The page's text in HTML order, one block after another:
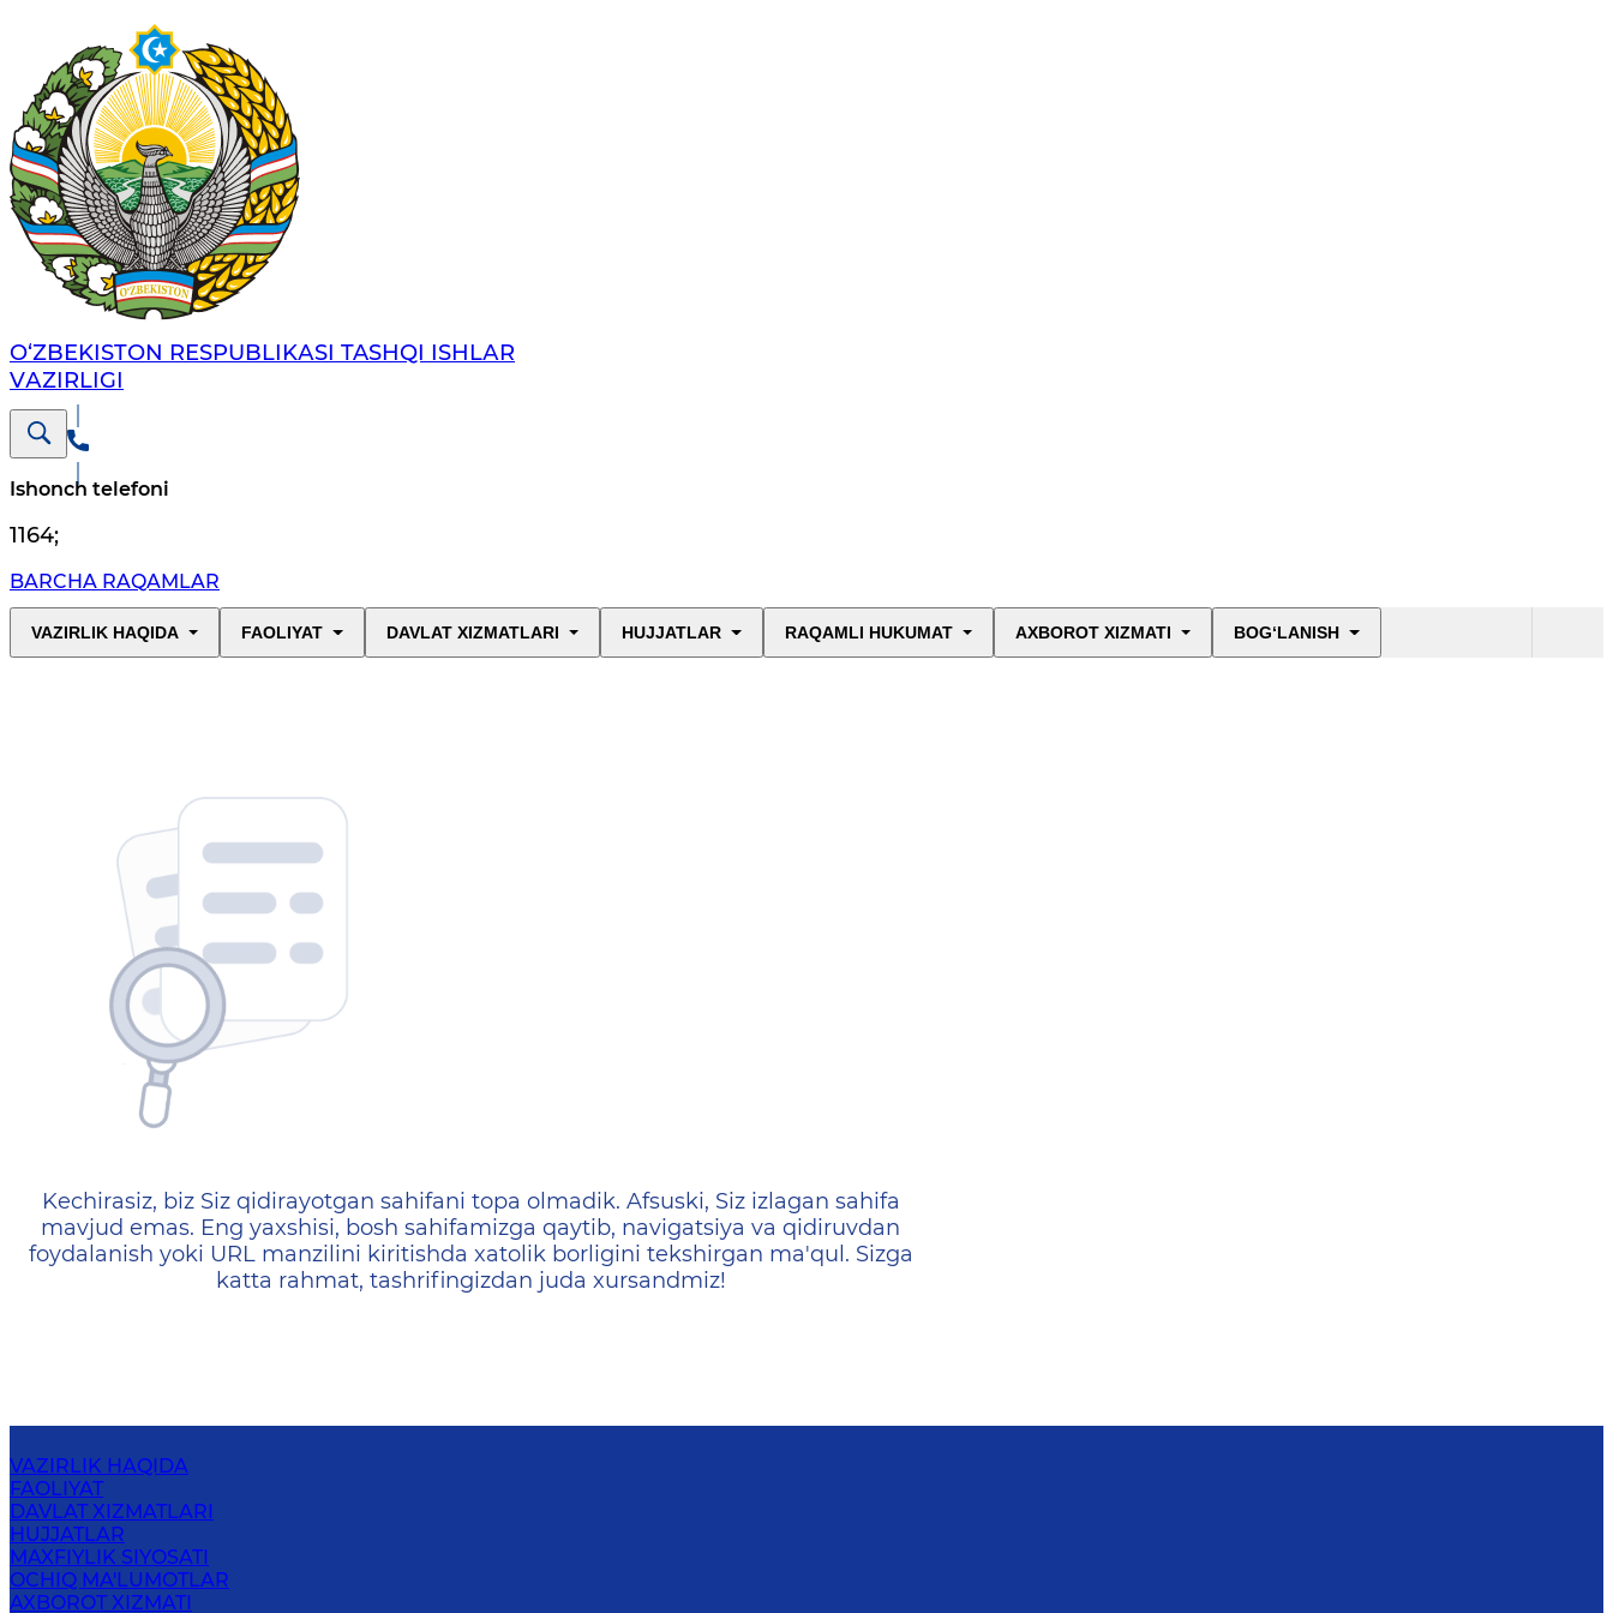
O‘ZBЕKISTОN RЕSPUBLIKАSI TASHQI ISHLАR
VАZIRLIGI
Ishonch telefoni
1164;
BARCHA RAQAMLAR
VAZIRLIK HAQIDA FAOLIYAT DAVLAT XIZMATLARI HUJJATLAR RAQAMLI HUKUMAT AXBOROT XIZMATI BOG‘LANISH
404 — Страница не найдена
Kechirasiz, biz Siz qidirayotgan sahifani topa olmadik. Afsuski, Siz izlagan sahifa
mavjud emas. Eng yaxshisi, bosh sahifamizga qaytib, navigatsiya va qidiruvdan
foydalanish yoki URL manzilini kiritishda xatolik borligini tekshirgan ma'qul. Sizga
katta rahmat, tashrifingizdan juda xursandmiz!
VAZIRLIK HAQIDA
FAOLIYAT
DAVLAT XIZMATLARI
HUJJATLAR
MAXFIYLIK SIYOSATI
OCHIQ MA'LUMOTLAR
AXBOROT XIZMATI